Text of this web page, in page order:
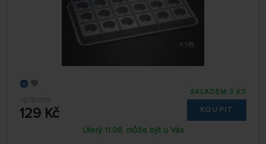
79787195
129 Kč
SKLADEM 3 KS
KOUPIT
Úterý 11.08. může být u Vás